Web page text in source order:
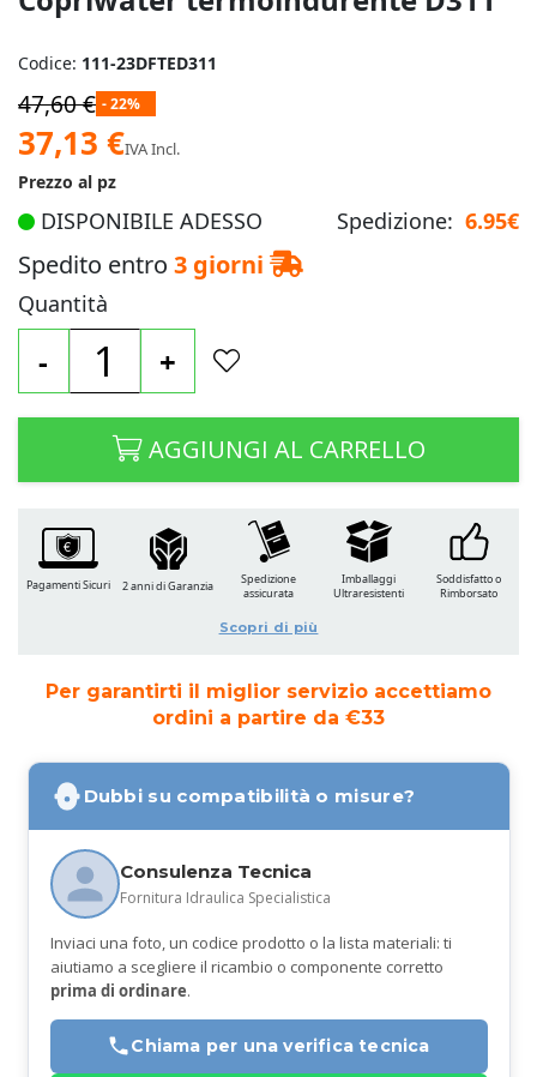
Codice: 111-23DFTED311
47,60 € - 22%
Prezzo
speciale
37,13 €IVA Incl.
Prezzo al pz
DISPONIBILE ADESSO Spedizione: 6.95€
Spedito entro 3 giorni
Quantità
- +
AGGIUNGI AL CARRELLO
Per garantirti il miglior servizio accettiamo
ordini a partire da €33
Dubbi su compatibilità o misure?
Consulenza Tecnica
Fornitura Idraulica Specialistica
Inviaci una foto, un codice prodotto o la lista materiali: ti
aiutiamo a scegliere il ricambio o componente corretto
prima di ordinare.
Chiama per una verifica tecnica
Pagamenti Sicuri 2 anni di Garanzia
Spedizione
assicurata
Imballaggi
Ultraresistenti
Soddisfatto o
Rimborsato
Scopri di più